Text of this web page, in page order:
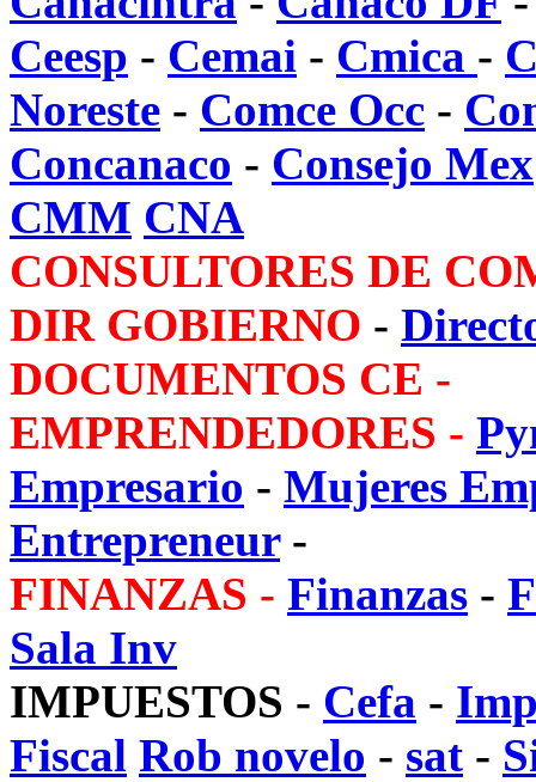
Ceesp - Cemai - Cmica -
Noreste - Comce Occ -
Concanaco - Consejo Mex
CMM CNA
CONSULTORES DE
DIR GOBIERNO -
DOCUMENTOS CE -
EMPRENDEDORES -
Empresario - Mujeres
Entrepreneur-
FINANZAS - Finanzas -
Sala Inv
IMPUESTOS - Cefa -
Fiscal Rob novelo - sat -